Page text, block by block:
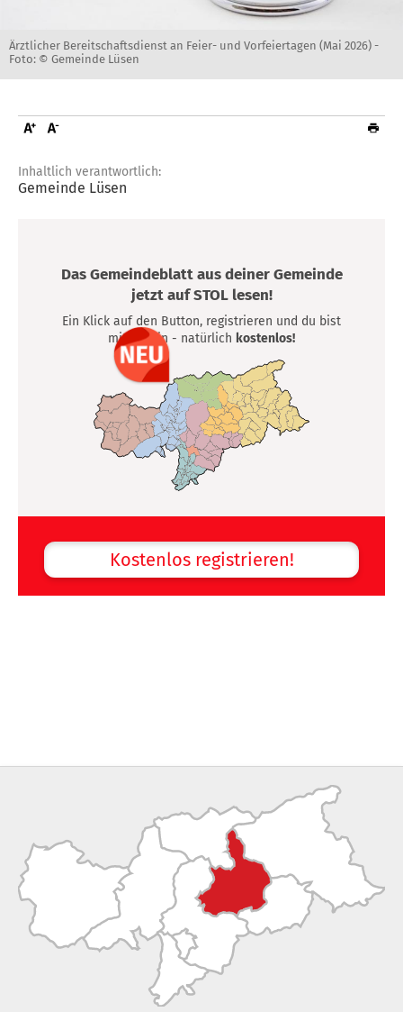
Ärztlicher Bereitschaftsdienst an Feier- und Vorfeiertagen (Mai 2026) -
Foto: © Gemeinde Lüsen
Inhaltlich verantwortlich:
Gemeinde Lüsen
Das Gemeindeblatt aus deiner Gemeinde
jetzt auf STOL lesen!
Ein Klick auf den Button, registrieren und du bist
mittendrin - natürlich kostenlos!
Kostenlos registrieren!